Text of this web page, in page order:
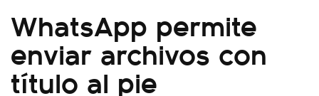
WhatsApp permite
enviar archivos con
título al pie